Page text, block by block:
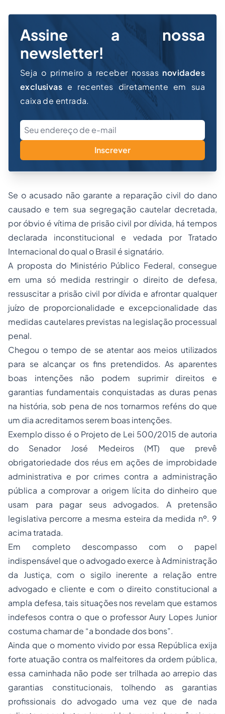
Assine a nossa
newsletter!
Seja o primeiro a receber nossas novidades
exclusivas e recentes diretamente em sua
caixa de entrada.
Inscrever
Se o acusado não garante a reparação civil do dano
causado e tem sua segregação cautelar decretada,
por óbvio é vítima de prisão civil por dívida, há tempos
declarada inconstitucional e vedada por Tratado
Internacional do qual o Brasil é signatário.
A proposta do Ministério Público Federal, consegue
em uma só medida restringir o direito de defesa,
ressuscitar a prisão civil por dívida e afrontar qualquer
juízo de proporcionalidade e excepcionalidade das
medidas cautelares previstas na legislação processual
penal.
Chegou o tempo de se atentar aos meios utilizados
para se alcançar os fins pretendidos. As aparentes
boas intenções não podem suprimir direitos e
garantias fundamentais conquistadas as duras penas
na história, sob pena de nos tornarmos reféns do que
um dia acreditamos serem boas intenções.
Exemplo disso é o Projeto de Lei 500/2015 de autoria
do Senador José Medeiros (MT) que prevê
obrigatoriedade dos réus em ações de improbidade
administrativa e por crimes contra a administração
pública a comprovar a origem lícita do dinheiro que
usam para pagar seus advogados. A pretensão
legislativa percorre a mesma esteira da medida nº. 9
acima tratada.
Em completo descompasso com o papel
indispensável que o advogado exerce à Administração
da Justiça, com o sigilo inerente a relação entre
advogado e cliente e com o direito constitucional a
ampla defesa, tais situações nos revelam que estamos
indefesos contra o que o professor Aury Lopes Junior
costuma chamar de “a bondade dos bons”.
Ainda que o momento vivido por essa República exija
forte atuação contra os malfeitores da ordem pública,
essa caminhada não pode ser trilhada ao arrepio das
garantias constitucionais, tolhendo as garantias
profissionais do advogado uma vez que de nada